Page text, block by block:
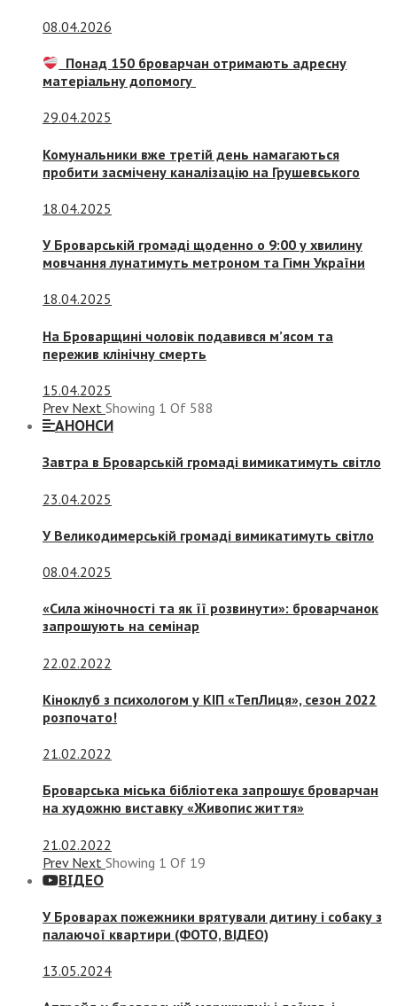
08.04.2026
Понад 150 броварчан отримають адресну
матеріальну допомогу
29.04.2025
Комунальники вже третій день намагаються
пробити засмічену каналізацію на Грушевського
18.04.2025
У Броварській громаді щоденно о 9:00 у хвилину
мовчання лунатимуть метроном та Гімн України
18.04.2025
На Броварщині чоловік подавився м’ясом та
пережив клінічну смерть
15.04.2025
Prev Next Showing 1 Of 588
АНОНСИ
Завтра в Броварській громаді вимикатимуть світло
23.04.2025
У Великодимерській громаді вимикатимуть світло
08.04.2025
«Сила жіночності та як її розвинути»: броварчанок
запрошують на семінар
22.02.2022
Кіноклуб з психологом у КІП «ТепЛиця», сезон 2022
розпочато!
21.02.2022
Броварська міська бібліотека запрошує броварчан
на художню виставку «Живопис життя»
21.02.2022
Prev Next Showing 1 Of 19
ВІДЕО
У Броварах пожежники врятували дитину і собаку з
палаючої квартири (ФОТО, ВІДЕО)
13.05.2024